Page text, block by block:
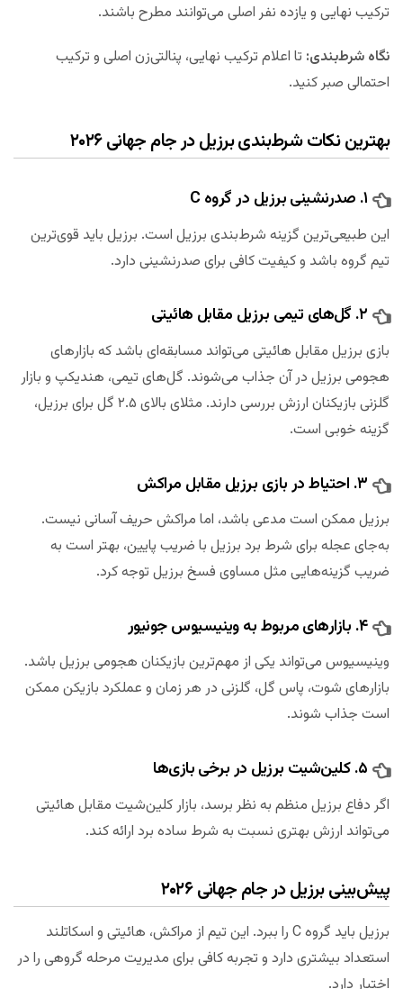
ترکیب نهایی و یازده نفر اصلی می‌توانند مطرح باشند.
نگاه شرط‌بندی: تا اعلام ترکیب نهایی، پنالتی‌زن اصلی و ترکیب
احتمالی صبر کنید.
بهترین نکات شرط‌بندی برزیل در جام جهانی ۲۰۲۶
۱. صدرنشینی برزیل در گروه C
این طبیعی‌ترین گزینه شرط‌بندی برزیل است. برزیل باید قوی‌ترین
تیم گروه باشد و کیفیت کافی برای صدرنشینی دارد.
۲. گل‌های تیمی برزیل مقابل هائیتی
بازی برزیل مقابل هائیتی می‌تواند مسابقه‌ای باشد که بازارهای
هجومی برزیل در آن جذاب می‌شوند. گل‌های تیمی، هندیکپ و بازار
گلزنی بازیکنان ارزش بررسی دارند. مثلای بالای ۲.۵ گل برای برزیل،
گزینه خوبی است.
۳. احتیاط در بازی برزیل مقابل مراکش
برزیل ممکن است مدعی باشد، اما مراکش حریف آسانی نیست.
به‌جای عجله برای شرط برد برزیل با ضریب پایین، بهتر است به
ضریب گزینه‌هایی مثل مساوی فسخ برزیل توجه کرد.
۴. بازارهای مربوط به وینیسیوس جونیور
وینیسیوس می‌تواند یکی از مهم‌ترین بازیکنان هجومی برزیل باشد.
بازارهای شوت، پاس گل، گلزنی در هر زمان و عملکرد بازیکن ممکن
است جذاب شوند.
۵. کلین‌شیت برزیل در برخی بازی‌ها
اگر دفاع برزیل منظم به نظر برسد، بازار کلین‌شیت مقابل هائیتی
می‌تواند ارزش بهتری نسبت به شرط ساده برد ارائه کند.
پیش‌بینی برزیل در جام جهانی ۲۰۲۶
برزیل باید گروه C را ببرد. این تیم از مراکش، هائیتی و اسکاتلند
استعداد بیشتری دارد و تجربه کافی برای مدیریت مرحله گروهی را در
اختیار دارد.